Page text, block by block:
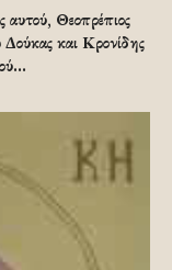
αυτού, Θεοπρέπιος
και Κρονίδης